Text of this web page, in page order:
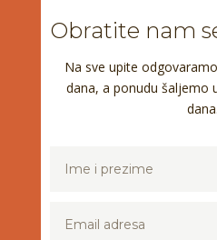
Obratite nam
Na sve upite
dana, a ponudu šaljemo
dana.